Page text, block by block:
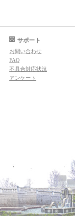
サポート
お問い合わせ
FAQ
不具合対応状況
アンケート